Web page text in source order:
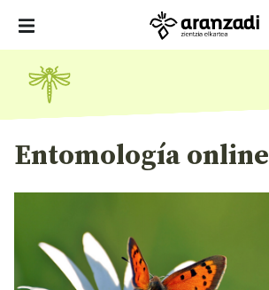
Entomología online